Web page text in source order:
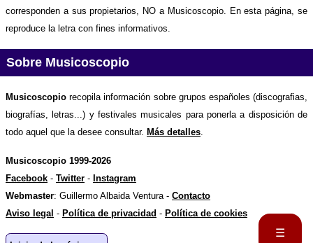
☰
corresponden a sus propietarios, NO a Musicoscopio. En esta página, se
reproduce la letra con fines informativos.
Sobre Musicoscopio
Musicoscopio recopila información sobre grupos españoles (discografias,
biografías, letras...) y festivales musicales para ponerla a disposición de
todo aquel que la desee consultar. Más detalles
Musicoscopio 1999-2026
Facebook - Twitter - Instagram
Webmaster: Guillermo Albaida Ventura - Contacto
Aviso legal - Política de privacidad - Política de cookies